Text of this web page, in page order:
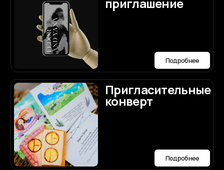
Подробнее
Мы будем рады
ответить
на ваши вопросы по
организации
свадьбы
Договориться о встрече